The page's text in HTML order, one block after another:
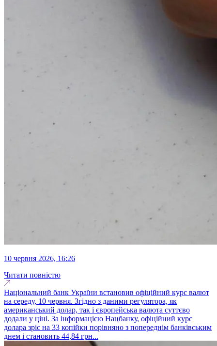
10 червня 2026, 16:26
Читати повністю
Національний банк України встановив офіційний курс валют
на середу, 10 червня. Згідно з даними регулятора, як
американський долар, так і європейська валюта суттєво
додали у ціні. За інформацією Нацбанку, офіційний курс
долара зріс на 33 копійки порівняно з попереднім банківським
днем і становить 44,84 грн...